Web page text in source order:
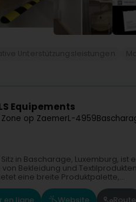
Equipements
Zone op ZaemerL-4959
Sitz in Bascharage, Luxemburg,
Bekleidung und
eine breite Produktpalette,...